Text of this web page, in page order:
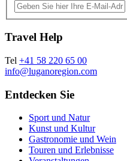
Travel Help
Tel +41 58 220 65 00
info@luganoregion.com
Entdecken Sie
Sport und Natur
Kunst und Kultur
Gastronomie und Wein
Touren und Erlebnisse